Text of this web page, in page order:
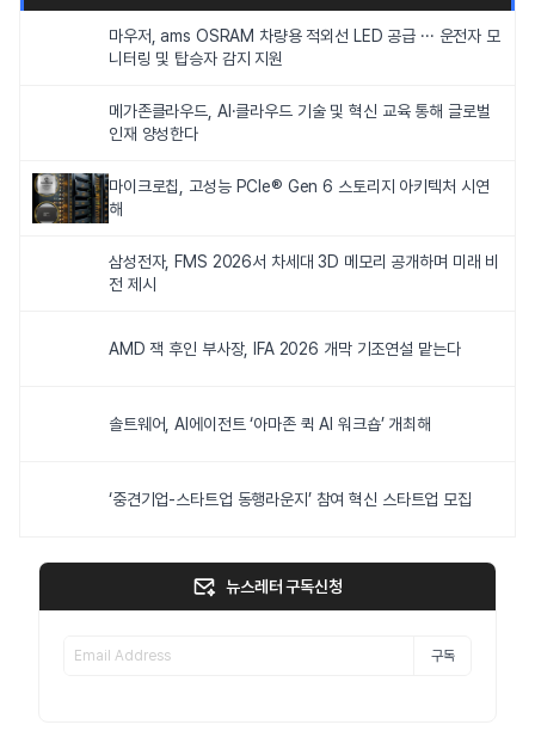
마우저, ams OSRAM 차량용 적외선 LED 공급 ··· 운전자 모
니터링 및 탑승자 감지 지원
메가존클라우드, AI·클라우드 기술 및 혁신 교육 통해 글로벌
인재 양성한다
마이크로칩, 고성능 PCIe® Gen 6 스토리지 아키텍처 시연
해
삼성전자, FMS 2026서 차세대 3D 메모리 공개하며 미래 비
전 제시
AMD 잭 후인 부사장, IFA 2026 개막 기조연설 맡는다
솔트웨어, AI에이전트 ‘아마존 퀵 AI 워크숍’ 개최해
‘중견기업-스타트업 동행라운지’ 참여 혁신 스타트업 모집
뉴스레터 구독신청
구독